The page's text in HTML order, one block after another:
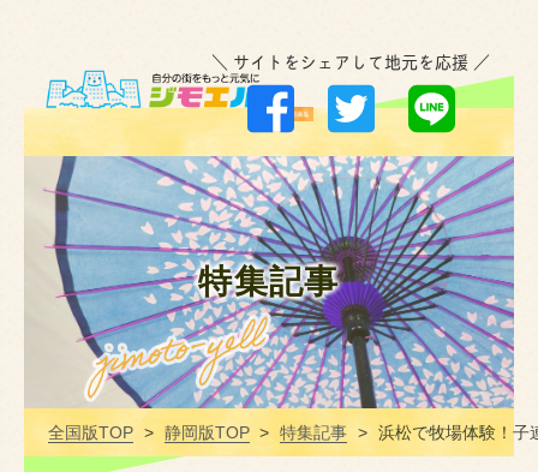
＼ サイトをシェアして地元を応援 ／
特集記事
全国版TOP 静岡版TOP 特集記事 浜松で牧場体験！子